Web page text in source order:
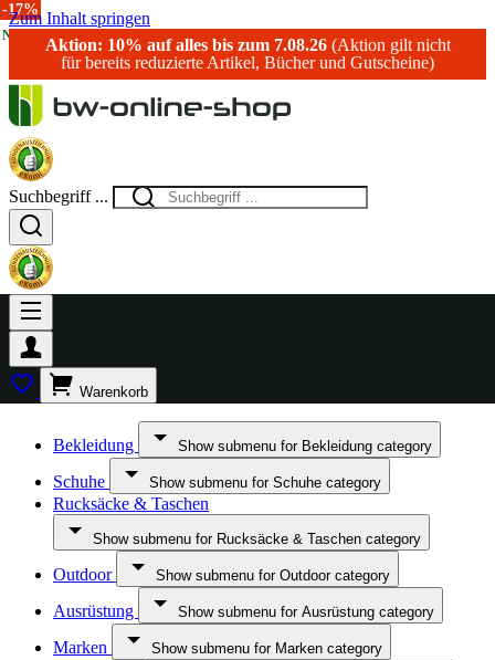
Zum Inhalt springen
Aktion: 10% auf alles bis zum 7.08.26(Aktion gilt nicht
für bereits reduzierte Artikel, Bücher und Gutscheine)
Suchbegriff ...
Warenkorb
Bekleidung Show submenu for Bekleidung category
Schuhe Show submenu for Schuhe category
Rucksäcke & Taschen
Show submenu for Rucksäcke & Taschen category
Outdoor Show submenu for Outdoor category
Ausrüstung Show submenu for Ausrüstung category
Marken Show submenu for Marken category
-20%
-15%
-14%
-40%
-10%
NEU!
-17%